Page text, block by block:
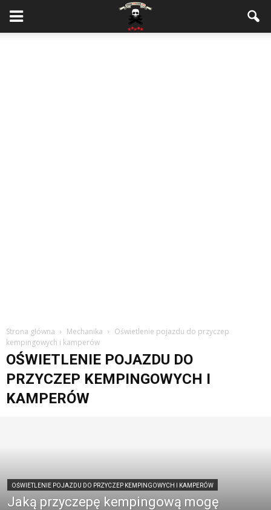
Strona główna Mechanika
Oświetlenie pojazdu do przyczep
kempingowych i kamperów
OŚWIETLENIE POJAZDU DO
PRZYCZEP KEMPINGOWYCH I
KAMPERÓW
OŚWIETLENIE POJAZDU DO PRZYCZEP KEMPINGOWYCH I KAMPERÓW
Jaką przyczepę kempingową mogę